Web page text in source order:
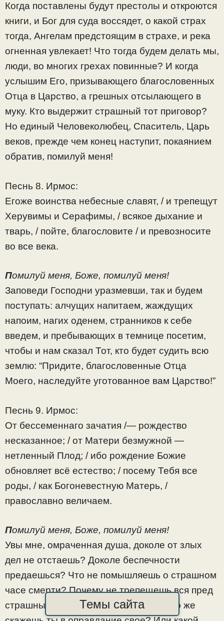
Когда поставлены будут престолы и откроются
книги, и Бог для суда воссядет, о какой страх
тогда, Ангелам предстоящим в страхе, и река
огненная увлекает! Что тогда будем делать мы,
люди, во многих грехах повинные? И когда
услышим Его, призывающего благословенных
Отца в Царство, а грешных отсылающего в
муку. Кто выдержит страшный тот приговор?
Но единый Человеколюбец, Спаситель, Царь
веков, прежде чем конец наступит, покаянием
обратив, помилуй меня!
Песнь 8. Ирмос:
Егоже воинства небесные славят, / и трепещут
Херувимы и Серафимы, / всякое дыхание и
тварь, / пойте, благословите / и превозносите
во все века.
Помилуй меня, Боже, помилуй меня!
Заповеди Господни уразмевши, так и будем
поступать: алчущих напитаем, жаждущих
напоим, нагих оденем, странников к себе
введем, и пребывающих в темнице посетим,
чтобы и нам сказал Тот, кто будет судить всю
землю: “Придите, благословенные Отца
Моего, наследуйте уготованное вам Царство!”
Песнь 9. Ирмос:
От бессеменнаго зачатия /— рождество
несказанное; / от Матери безмужной —
нетленный Плод; / ибо рождение Божие
обновляет всё естество; / посему Тебя все
роды, / как Богоневестную Матерь, /
православно величаем.
Помилуй меня, Боже, помилуй меня!
Увы мне, омраченная душа, доколе от злых
дел не отстаешь? Доколе беспечности
предаешься? Что не помышляешь о страшном
часе смерти? Почему не трепещешь вся пред
страшным судилищем Спасителя? Что же
Темы сайта